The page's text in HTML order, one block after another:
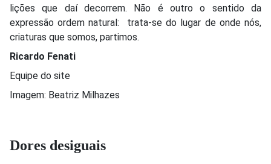
lições que daí decorrem. Não é outro o sentido da
expressão ordem natural: trata-se do lugar de onde nós,
criaturas que somos, partimos.
Ricardo Fenati
Equipe do site
Imagem: Beatriz Milhazes
Dores desiguais